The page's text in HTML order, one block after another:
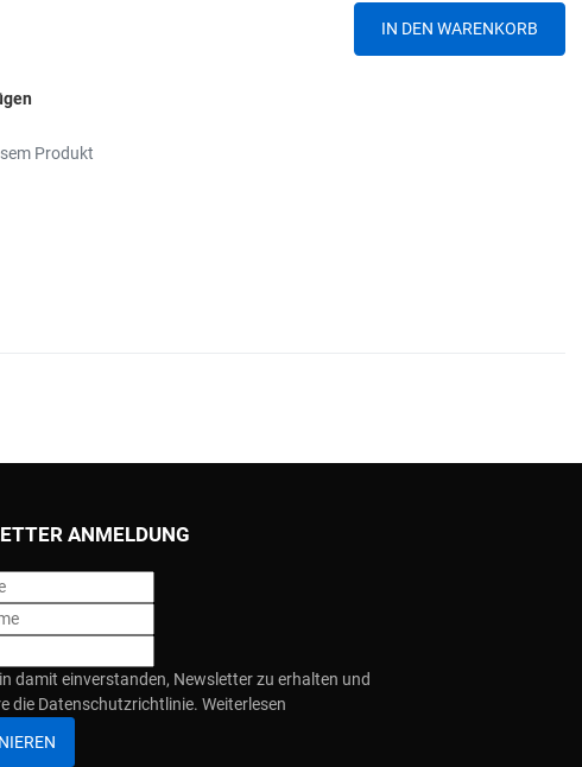
Produkt
ANMELDUNG
damit einverstanden, Newsletter zu erhalten und
die Datenschutzrichtlinie. Weiterlesen